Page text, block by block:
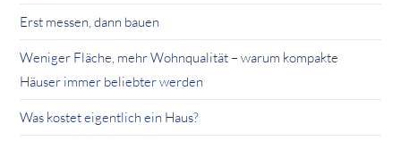
Erst messen, dann bauen
Weniger Fläche, mehr Wohnqualität – warum kompakte
Häuser immer beliebter werden
Was kostet eigentlich ein Haus?